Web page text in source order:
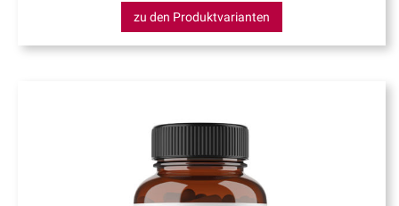
zu den Produktvarianten